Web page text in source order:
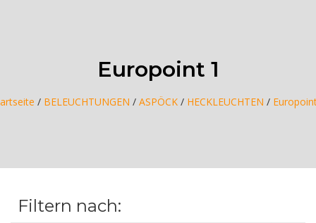
Europoint 1
/ BELEUCHTUNGEN / ASPÖCK/ HECKLEUCHTEN /
Filtern nach: